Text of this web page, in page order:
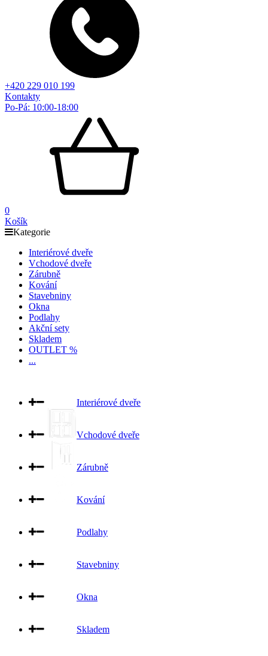
+420 229 010 199
Kontakty
Po-Pá: 10:00-18:00
0
Košík
Kategorie
Interiérové dveře
Vchodové dveře
Zárubně
Kování
Stavebniny
Okna
Podlahy
Akční sety
Skladem
OUTLET %
...
Interiérové dveře
Vchodové dveře
Zárubně
Kování
Podlahy
Stavebniny
Okna
Skladem